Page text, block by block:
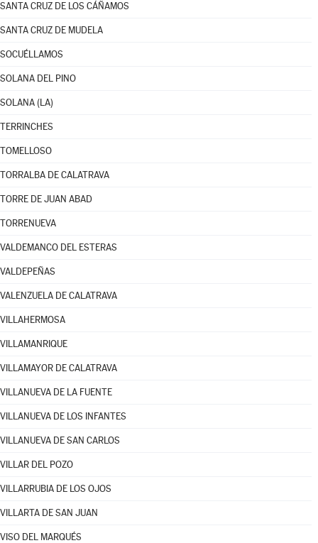
SANTA CRUZ DE LOS CÁÑAMOS
SANTA CRUZ DE MUDELA
SOCUÉLLAMOS
SOLANA DEL PINO
SOLANA (LA)
TERRINCHES
TOMELLOSO
TORRALBA DE CALATRAVA
TORRE DE JUAN ABAD
TORRENUEVA
VALDEMANCO DEL ESTERAS
VALDEPEÑAS
VALENZUELA DE CALATRAVA
VILLAHERMOSA
VILLAMANRIQUE
VILLAMAYOR DE CALATRAVA
VILLANUEVA DE LA FUENTE
VILLANUEVA DE LOS INFANTES
VILLANUEVA DE SAN CARLOS
VILLAR DEL POZO
VILLARRUBIA DE LOS OJOS
VILLARTA DE SAN JUAN
VISO DEL MARQUÉS